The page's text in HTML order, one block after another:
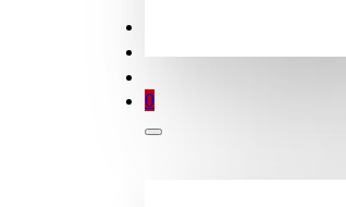
0